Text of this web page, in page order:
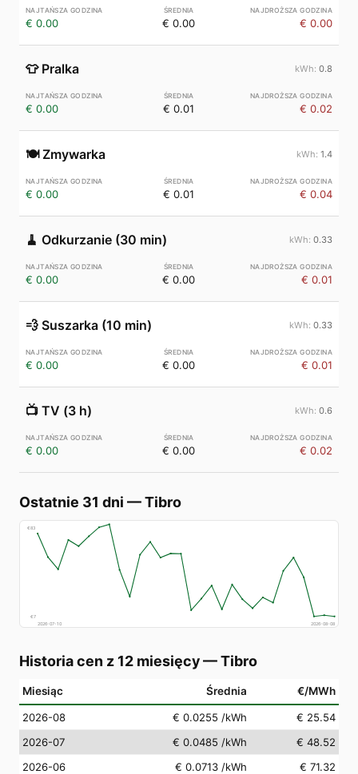
€ 0.00 € 0.00 € 0.00
👕 Pralka 0.8
€ 0.00 € 0.01 € 0.02
🍽️ Zmywarka 1.4
€ 0.00 € 0.01 € 0.04
🧹 Odkurzanie (30 min) 0.33
€ 0.00 € 0.00 € 0.01
💨 Suszarka (10 min) 0.33
€ 0.00 € 0.00 € 0.01
📺 TV (3 h) 0.6
€ 0.00 € 0.00 € 0.02
Ostatnie 31 dni —Tibro
€83
€7
2026-07-10
2026-08-08
Historia cen z 12 miesięcy—Tibro
Miesiąc Średnia €/MWh
2026-08 € 0.0255 /kWh
€ 25.54
2026-07
€ 0.0485 /kWh
€ 48.52
2026-06
€ 0.0713 /kWh
€ 71.32